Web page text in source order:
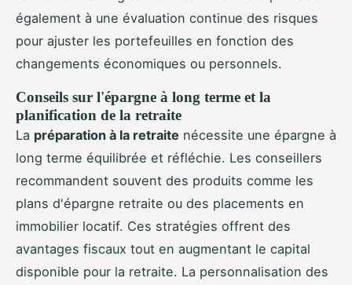
également à une évaluation continue des risques
pour ajuster les portefeuilles en fonction des
changements économiques ou personnels.
Conseils sur l'épargne à long terme et la
planification de la retraite
La préparation à la retraite nécessite une épargne à
long terme équilibrée et réfléchie. Les conseillers
recommandent souvent des produits comme les
plans d'épargne retraite ou des placements en
immobilier locatif. Ces stratégies offrent des
avantages fiscaux tout en augmentant le capital
disponible pour la retraite. La personnalisation des